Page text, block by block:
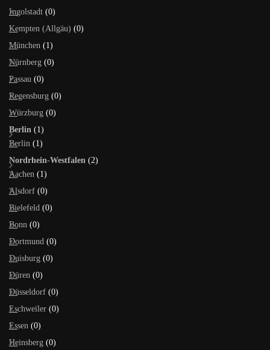
Ingolstadt (0)
Kempten (Allgäu) (0)
München (1)
Nürnberg (0)
Passau (0)
Regensburg (0)
Würzburg (0)
Berlin (1)
Berlin (1)
Nordrhein-Westfalen (2)
Aachen (1)
Alsdorf (0)
Bielefeld (0)
Bonn (0)
Dortmund (0)
Duisburg (0)
Düren (0)
Düsseldorf (0)
Eschweiler (0)
Essen (0)
Heinsberg (0)